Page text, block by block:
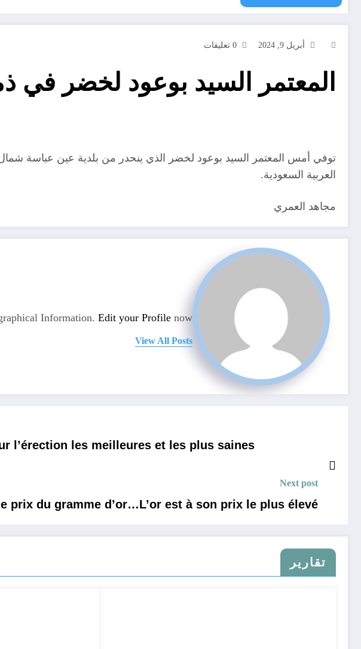
أبريل 9, 2024 0 تعليقات
المعتمر السيد بوعود لخضر في
توفي أمس المعتمر السيد بوعود لخضر الذي ينحدر من بلدية عين عباسة شمال
العربية السعودية.
مجاهد العمري
Information. Edit your Profile now.
View All Posts
l’érection les meilleures et les plus saines.
Next post
prix du gramme d’or…L’or est à son prix le plus élevé
تقارير